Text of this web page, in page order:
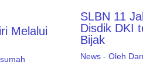
Melalui
SLBN 11
Disdik DKI
Bijak
News- Oleh